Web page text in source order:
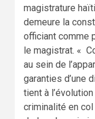
magistrature
demeure la
officiant comme
le magistrat. «
au sein de
garanties d’une
tient à
criminalité en